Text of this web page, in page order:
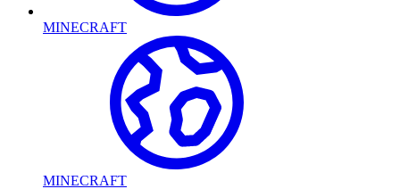
MINECRAFT
MINECRAFT